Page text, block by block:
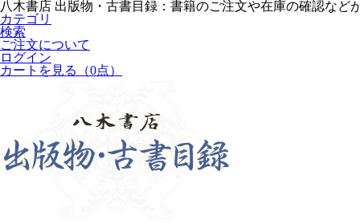
八木書店 出版物・古書目録：書籍のご注文や在庫の確認など
カテゴリ
検索
ご注文について
ログイン
カートを見る
（0点）